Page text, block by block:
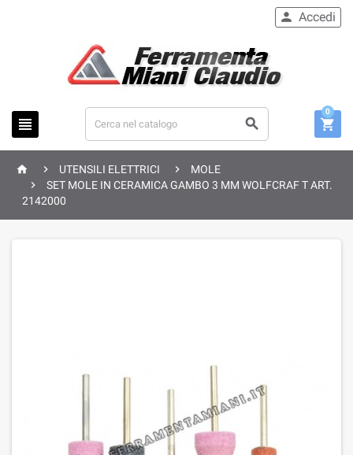
 
 Accedi

0
  UTENSILI ELETTRICI 
MOLE

SET MOLE IN CERAMICA GAMBO 3 MM WOLFCRAF T ART.
2142000